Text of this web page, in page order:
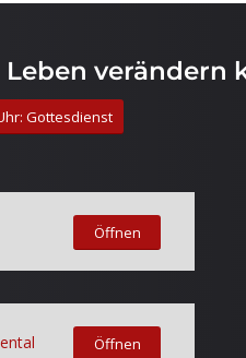
verändern
Gottesdienst
Öffnen
Öffnen